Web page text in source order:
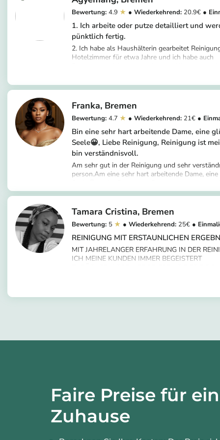
4.9 20.9
1. Ich arbeite oder putze detailliert und
pünktlich fertig.
2. Ich habe als Haushälterin gearbeitet
Hotelzimmer für etwa Jahre und ich habe auch
Franka Bremen
4.7 21
Bin eine sehr hart arbeitende Dame, eine
Seele😀, Liebe Reinigung, Reinigung ist
bin verständnisvoll.
Am sehr gut in der Reinigung und sehr
person.Am eine sehr hart arbeitende Dame,
liebte saubere Umwelt, und bin ein Frieden
Tamara Cristina Bremen
5 25
REINIGUNG MIT ERSTAUNLICHEN
MIT JAHRELANGER ERFAHRUNG IN DER
ICH MEINE KUNDEN IMMER BEGEISTERT
Faire Preise für
Zuhause